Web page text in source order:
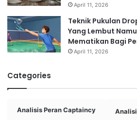
April 11, 2026
Teknik Pukulan
Yang Lembut
Mematikan Bagi
April 11, 2026
Categories
Analisis Peran Captaincy